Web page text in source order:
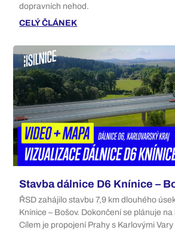
dopravních nehod.
CELÝ ČLÁNEK
Stavba dálnice D6 Knínice –
ŘSD zahájilo stavbu 7,9 km dlouhého
Knínice – Bošov. Dokončení se plánuje
Cílem je propojení Prahy s Karlovými